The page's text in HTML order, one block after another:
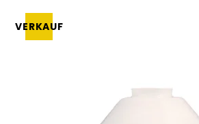
VERKAUF